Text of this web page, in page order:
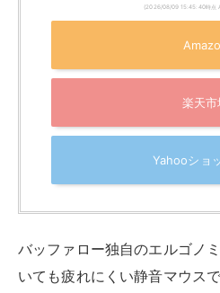
(2026/08/09 15:45:40時点
楽天市
Yahooショ
バッファロー独自のエルゴノ
いても疲れにくい静音マウス